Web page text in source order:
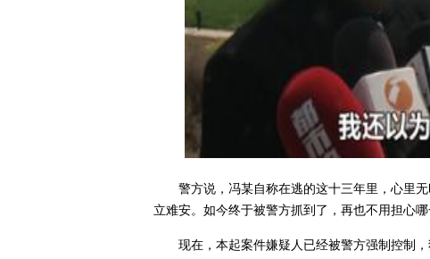
警方说，冯某自称在逃的这十三年里，心里
立难安。如今终于被警方抓到了，再也不用担心
现在，本起案件嫌疑人已经被警方强制控制